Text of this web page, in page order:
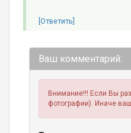
[Ответить]
Ваш комментарий:
Внимание!!! Если Вы
фотографии). Иначе